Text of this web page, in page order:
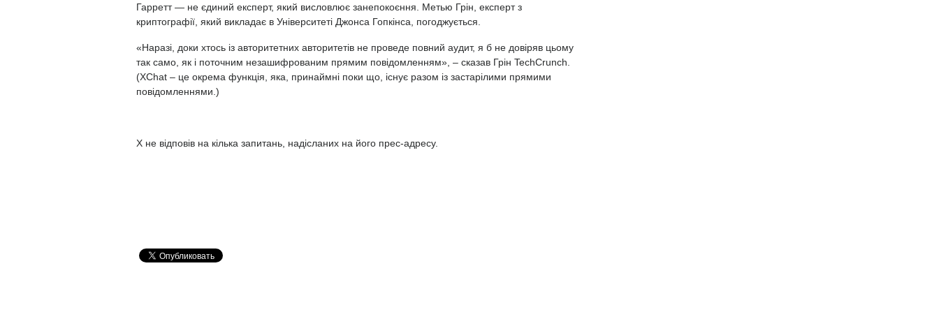
Гарретт — не єдиний експерт, який висловлює занепокоєння. Метью Грін, експерт з
криптографії, який викладає в Університеті Джонса Гопкінса, погоджується.
«Наразі, доки хтось із авторитетних авторитетів не проведе повний аудит, я б не довіряв цьому
так само, як і поточним незашифрованим прямим повідомленням», – сказав Грін TechCrunch.
(XChat – це окрема функція, яка, принаймні поки що, існує разом із застарілими прямими
повідомленнями.)
X не відповів на кілька запитань, надісланих на його прес-адресу.